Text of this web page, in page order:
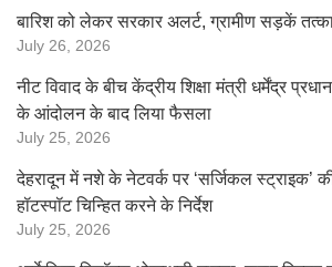
बारिश को लेकर सरकार अलर्ट, ग्रामीण सड़कें
July 26, 2026
नीट विवाद के बीच केंद्रीय शिक्षा मंत्री धर्मेंद्र
के आंदोलन के बाद लिया फैसला
July 25, 2026
देहरादून में नशे के नेटवर्क पर ‘सर्जिकल स्ट्राइक’
हॉटस्पॉट चिन्हित करने के निर्देश
July 25, 2026